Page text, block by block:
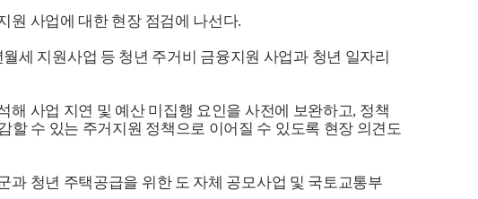
원 사업에 대한 현장 점검에 나선다.
세 지원사업 등 청년 주거비 금융지원 사업과 청년 일자리
해 사업 지연 및 예산 미집행 요인을 사전에 보완하고, 정책
할 수 있는 주거지원 정책으로 이어질 수 있도록 현장 의견도
청년 주택공급을 위한 도 자체 공모사업 및 국토교통부